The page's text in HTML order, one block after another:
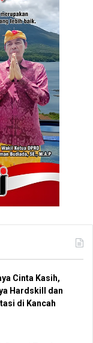
Cinta Kasih,
Hardskill dan
di Kancah